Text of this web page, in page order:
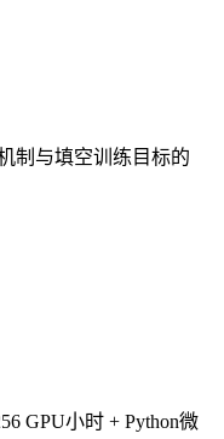
制与填空训练目标的
GPU小时 + Python微